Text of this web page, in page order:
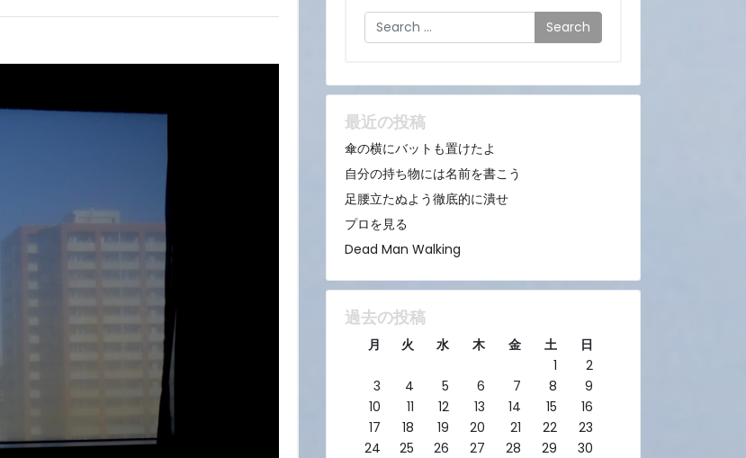
Search
最近の投稿
傘の横にバットも置けたよ
自分の持ち物には名前を書こう
足腰立たぬよう徹底的に潰せ
プロを見る
Dead Man Walking
過去の投稿
月 火 水 木 金 土
日
1
2
3
4 5 6 7 8
9
10
11 12 13 14 15
16
17
18 19 20 21 22
23
24
25 26 27 28 29
30